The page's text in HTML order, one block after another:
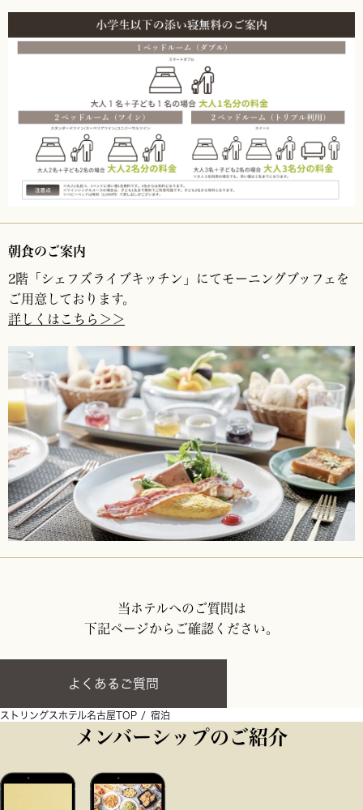
朝食のご案内
2階「シェフズライブキッチン」にてモーニングブッフェを
ご用意しております。
詳しくはこちら＞＞
当ホテルへのご質問は
下記ページからご確認ください。
よくあるご質問
ストリングスホテル名古屋TOP 宿泊
メンバーシップのご紹介